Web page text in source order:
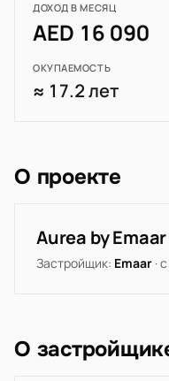
ДОХОД В МЕСЯЦ
AED 16 090
ОКУПАЕМОСТЬ
≈ 17.2 лет
О проекте
Aurea by Emaar
Застройщик: Emaar ·
О